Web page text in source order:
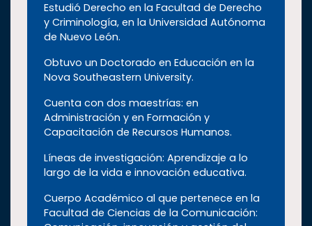
Estudió Derecho en la Facultad de Derecho
y Criminología, en la Universidad Autónoma
de Nuevo León.
Obtuvo un Doctorado en Educación en la
Nova Southeastern University.
Cuenta con dos maestrías: en
Administración y en Formación y
Capacitación de Recursos Humanos.
Líneas de investigación: Aprendizaje a lo
largo de la vida e innovación educativa.
Cuerpo Académico al que pertenece en la
Facultad de Ciencias de la Comunicación: